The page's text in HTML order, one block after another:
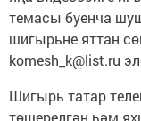
темасы буенча
шигырьне яттан
komesh_k@list.ru
Шигырь татар